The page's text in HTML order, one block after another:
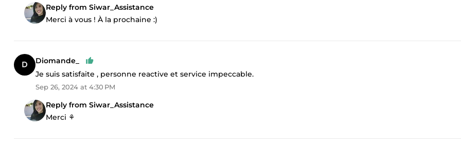
Reply from Siwar_Assistance
Merci à vous ! À la prochaine :)
Diomande_
Je suis satisfaite , personne reactive et service impeccable.
Sep 26, 2024 at 4:30 PM
Reply from Siwar_Assistance
Merci ⚘️